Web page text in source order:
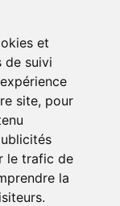
et
de suivi
site, pour
le trafic de
la